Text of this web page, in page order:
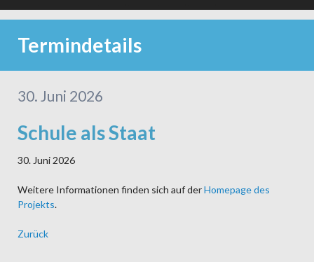
Termindetails
30. Juni 2026
Schule als Staat
30. Juni 2026
Weitere Informationen finden sich auf derHomepage des
Projekts.
Zurück